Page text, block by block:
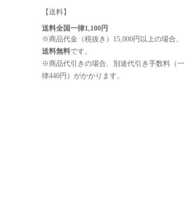
【送料】
送料全国一律1,100円
※商品代金（税抜き）15,000円以上の場合、
送料無料です。
※商品代引きの場合、別途代引き手数料（一
律440円）がかかります。